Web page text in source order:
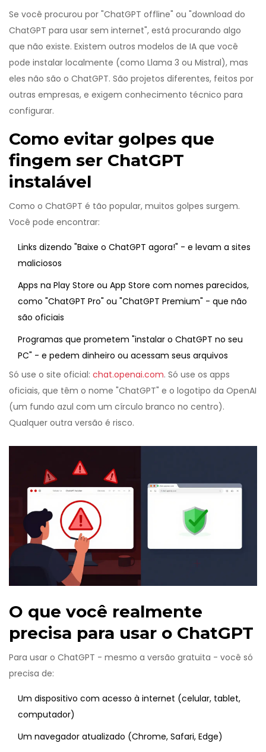
Se você procurou por "ChatGPT offline" ou "download do
ChatGPT para usar sem internet", está procurando algo
que não existe. Existem outros modelos de IA que você
pode instalar localmente (como Llama 3 ou Mistral), mas
eles não são o ChatGPT. São projetos diferentes, feitos por
outras empresas, e exigem conhecimento técnico para
configurar.
Como evitar golpes que
fingem ser ChatGPT
instalável
Como o ChatGPT é tão popular, muitos golpes surgem.
Você pode encontrar:
Links dizendo "Baixe o ChatGPT agora!" - e levam a sites
maliciosos
Apps na Play Store ou App Store com nomes parecidos,
como "ChatGPT Pro" ou "ChatGPT Premium" - que não
são oficiais
Programas que prometem "instalar o ChatGPT no seu
PC" - e pedem dinheiro ou acessam seus arquivos
Só use o site oficial: chat.openai.com. Só use os apps
oficiais, que têm o nome "ChatGPT" e o logotipo da OpenAI
(um fundo azul com um círculo branco no centro).
Qualquer outra versão é risco.
O que você realmente
precisa para usar o ChatGPT
Para usar o ChatGPT - mesmo a versão gratuita - você só
precisa de:
Um dispositivo com acesso à internet (celular, tablet,
computador)
Um navegador atualizado (Chrome, Safari, Edge)